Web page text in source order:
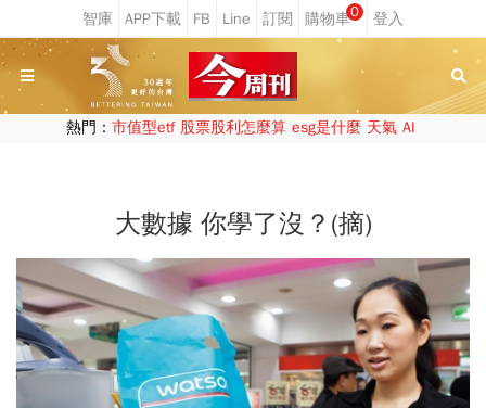
0
熱門： 市值型etf 股票股利怎麼算 esg是什麼 天氣 AI
大數據 你學了沒？(摘)